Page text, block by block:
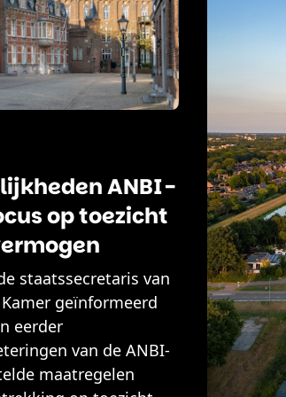
ANBI-
op toezicht
staatssecretaris van
geïnformeerd
eerder
van de ANBI-
maatregelen